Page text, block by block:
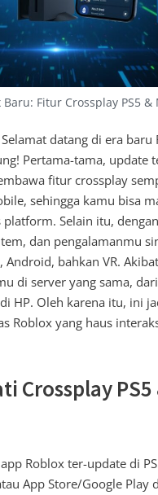
Fitur Crossplay PS5 &
datang di era baru
Pertama-tama, update
fitur crossplay
sehingga kamu bisa
Selain itu,
dan pengalamanmu
Android, bahkan VR.
di server yang sama, dari
HP. Oleh karena itu, ini
Roblox yang haus
Crossplay PS5
Roblox ter-update di
App Store/Google Play